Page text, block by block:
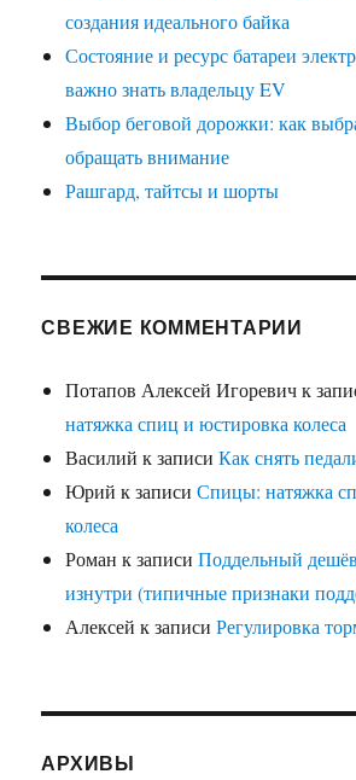
создания идеального байка
Состояние и ресурс батареи
важно знать владельцу EV
Выбор беговой дорожки: как
обращать внимание
Рашгард, тайтсы и шорты
СВЕЖИЕ КОММЕНТАРИИ
Потапов Алексей Игоревичк
натяжка спиц и юстировка колеса
Василий к записиКак снять
Юрий к записиСпицы: натяжка
колеса
Роман к записиПоддельный
изнутри (типичные признаки
Алексей к записиРегулировка
АРХИВЫ